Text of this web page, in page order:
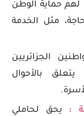
لهم حماية الوطن
مثل الخدمة
الجزائريين
بالأحوال
: يحق لحاملي